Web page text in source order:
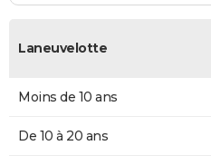
Laneuvelotte
Moins de 10 ans
De 10 à 20 ans